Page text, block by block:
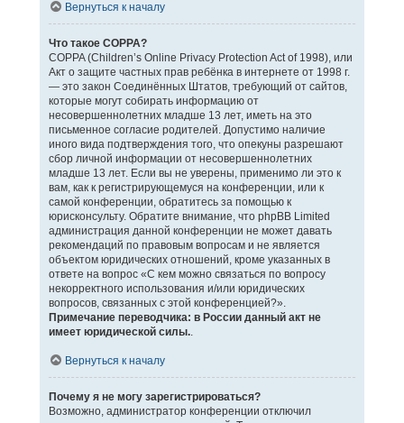
Вернуться к началу
Что такое COPPA?
COPPA (Children’s Online Privacy Protection Act of 1998), или
Акт о защите частных прав ребёнка в интернете от 1998 г.
— это закон Соединённых Штатов, требующий от сайтов,
которые могут собирать информацию от
несовершеннолетних младше 13 лет, иметь на это
письменное согласие родителей. Допустимо наличие
иного вида подтверждения того, что опекуны разрешают
сбор личной информации от несовершеннолетних
младше 13 лет. Если вы не уверены, применимо ли это к
вам, как к регистрирующемуся на конференции, или к
самой конференции, обратитесь за помощью к
юрисконсульту. Обратите внимание, что phpBB Limited
администрация данной конференции не может давать
рекомендаций по правовым вопросам и не является
объектом юридических отношений, кроме указанных в
ответе на вопрос «С кем можно связаться по вопросу
некорректного использования и/или юридических
вопросов, связанных с этой конференцией?».
Примечание переводчика: в России данный акт не
имеет юридической силы..
Вернуться к началу
Почему я не могу зарегистрироваться?
Возможно, администратор конференции отключил